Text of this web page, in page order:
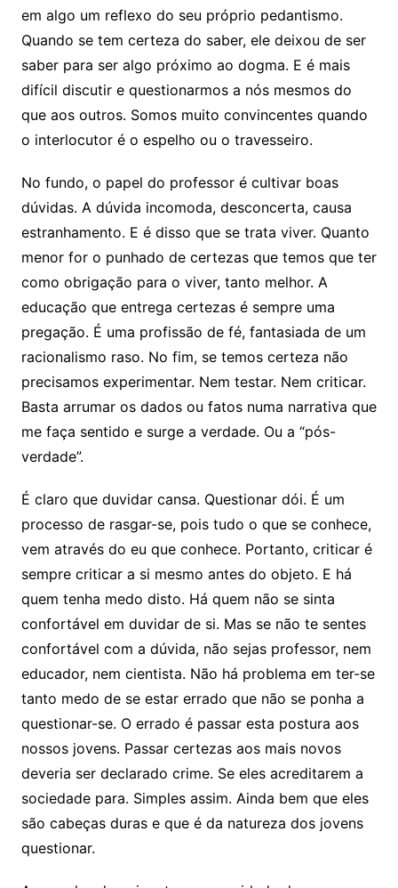
em algo um reflexo do seu próprio pedantismo.
Quando se tem certeza do saber, ele deixou de ser
saber para ser algo próximo ao dogma. E é mais
difícil discutir e questionarmos a nós mesmos do
que aos outros. Somos muito convincentes quando
o interlocutor é o espelho ou o travesseiro.
No fundo, o papel do professor é cultivar boas
dúvidas. A dúvida incomoda, desconcerta, causa
estranhamento. E é disso que se trata viver. Quanto
menor for o punhado de certezas que temos que ter
como obrigação para o viver, tanto melhor. A
educação que entrega certezas é sempre uma
pregação. É uma profissão de fé, fantasiada de um
racionalismo raso. No fim, se temos certeza não
precisamos experimentar. Nem testar. Nem criticar.
Basta arrumar os dados ou fatos numa narrativa que
me faça sentido e surge a verdade. Ou a “pós-
verdade”.
É claro que duvidar cansa. Questionar dói. É um
processo de rasgar-se, pois tudo o que se conhece,
vem através do eu que conhece. Portanto, criticar é
sempre criticar a si mesmo antes do objeto. E há
quem tenha medo disto. Há quem não se sinta
confortável em duvidar de si. Mas se não te sentes
confortável com a dúvida, não sejas professor, nem
educador, nem cientista. Não há problema em ter-se
tanto medo de se estar errado que não se ponha a
questionar-se. O errado é passar esta postura aos
nossos jovens. Passar certezas aos mais novos
deveria ser declarado crime. Se eles acreditarem a
sociedade para. Simples assim. Ainda bem que eles
são cabeças duras e que é da natureza dos jovens
questionar.